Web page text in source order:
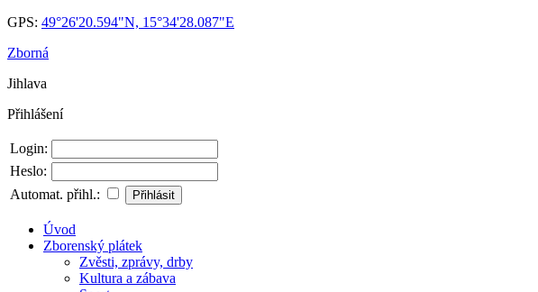
GPS: 49°26'20.594"N, 15°34'28.087"E
Zborná
Jihlava
Přihlášení
Login:
Heslo:
Automat. přihl.:
Úvod
Zborenský plátek
Zvěsti, zprávy, drby
Kultura a zábava